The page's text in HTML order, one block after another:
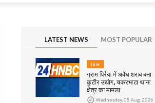
LATEST NEWS MOST POPULAR
law
ग्राम पिरैया में अवैध शराब बना
कुटीर उद्योग, चकरभाटा थाना
क्षेत्र का मामला
Wednesday, 05 Aug, 2026